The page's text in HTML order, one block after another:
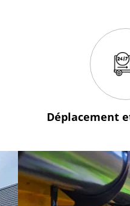
Déplacement